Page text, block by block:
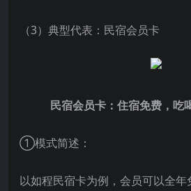
（3）典型代表：民宿会员卡
民宿会员卡：住宿免费，吃
①模式简述：
以如程民宿卡为例，会员可以全